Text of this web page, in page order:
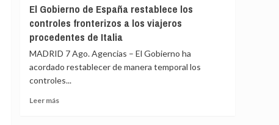
de
Madrid
VI
y
De
Espriella
escenifican
la
de
El Gobierno de España restablece los
controles fronterizos a los viajeros
procedentes de Italia
MADRID 7 Ago. Agencias – El Gobierno ha
acordado restablecer de manera temporal los
controles...
Leer másLeer